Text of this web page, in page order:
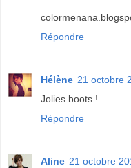
Répondre
Hélène 21 octobre
Jolies boots !
Répondre
Aline 21 octobre